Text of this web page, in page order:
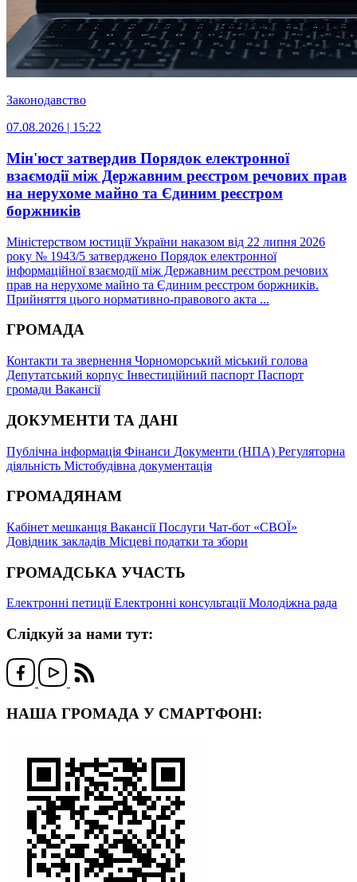
Законодавство
07.08.2026 | 15:22
Мін'юст затвердив Порядок електронної
взаємодії між Державним реєстром речових прав
на нерухоме майно та Єдиним реєстром
боржників
Міністерством юстиції України наказом від 22 липня 2026
року № 1943/5 затверджено Порядок електронної
інформаційної взаємодії між Державним реєстром речових
прав на нерухоме майно та Єдиним реєстром боржників.
Прийняття цього нормативно-правового акта ...
ГРОМАДА
Контакти та звернення Чорноморський міський голова
Депутатський корпус Інвестиційний паспорт Паспорт
громади Вакансії
ДОКУМЕНТИ ТА ДАНІ
Публічна інформація Фінанси Документи (НПА) Регуляторна
діяльність Містобудівна документація
ГРОМАДЯНАМ
Кабінет мешканця ВакансіїПослуги Чат-бот «СВОЇ»
Довідник закладів Місцеві податки та збори
ГРОМАДСЬКА УЧАСТЬ
Електронні петиціїЕлектронні консультаціїМолодіжна рада
Слідкуй за нами тут:
НАША ГРОМАДА У СМАРТФОНІ: